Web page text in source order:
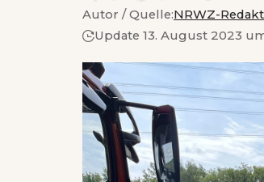
Autor / Quelle:NRWZ-
Update 13. August 2023